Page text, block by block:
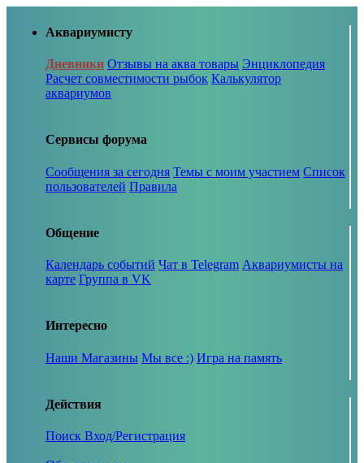
Аквариумисту
Дневники Отзывы на аква товары Энциклопедия
Расчет совместимости рыбок Калькулятор
аквариумов
Сервисы форума
Сообщения за сегодня Темы с моим участием Список
пользователей Правила
Общение
Календарь событий Чат в Telegram Аквариумисты на
карте Группа в VK
Интересно
Наши Магазины Мы все :) Игра на память
Действия
Поиск Вход/Регистрация